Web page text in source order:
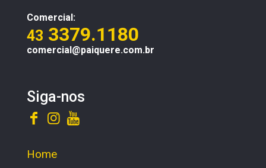
Comercial:
43 3379.1180
comercial@paiquere.com.br
Siga-nos
Home